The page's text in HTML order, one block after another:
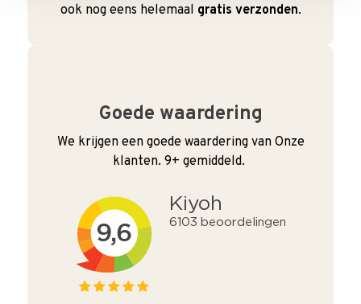
ook nog eens helemaal gratis verzonden.
Goede waardering
We krijgen een goede waardering van Onze
klanten. 9+ gemiddeld.